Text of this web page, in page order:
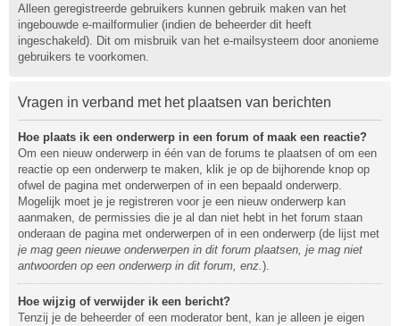
Alleen geregistreerde gebruikers kunnen gebruik maken van het
ingebouwde e-mailformulier (indien de beheerder dit heeft
ingeschakeld). Dit om misbruik van het e-mailsysteem door anonieme
gebruikers te voorkomen.
Vragen in verband met het plaatsen van berichten
Hoe plaats ik een onderwerp in een forum of maak een reactie?
Om een nieuw onderwerp in één van de forums te plaatsen of om een
reactie op een onderwerp te maken, klik je op de bijhorende knop op
ofwel de pagina met onderwerpen of in een bepaald onderwerp.
Mogelijk moet je je registreren voor je een nieuw onderwerp kan
aanmaken, de permissies die je al dan niet hebt in het forum staan
onderaan de pagina met onderwerpen of in een onderwerp (de lijst met
je mag geen nieuwe onderwerpen in dit forum plaatsen, je mag niet
antwoorden op een onderwerp in dit forum, enz.).
Hoe wijzig of verwijder ik een bericht?
Tenzij je de beheerder of een moderator bent, kan je alleen je eigen